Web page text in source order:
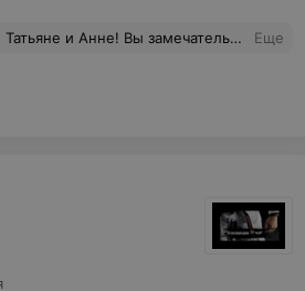
за последний год, который мы ходим в Радугу, останется с нами на всю жизнь. Добра и процветания! Привет от Леши-дракоши! :) Еще